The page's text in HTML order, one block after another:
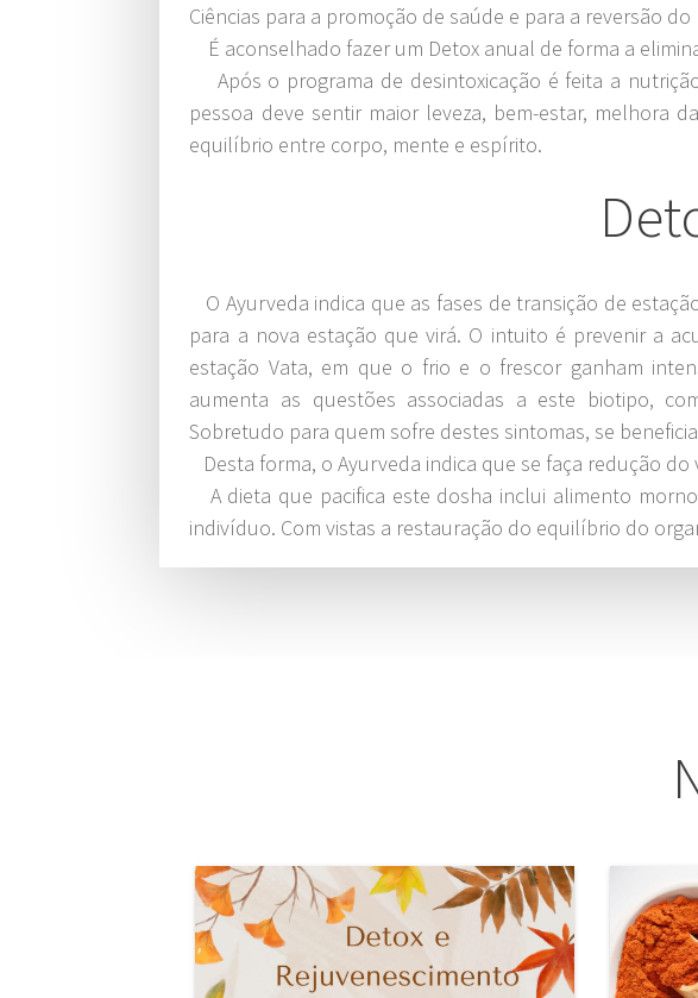
Ciências para a promoção de saúde e para a reversão
É aconselhado fazer um Detox anual de forma a
Após o programa de desintoxicação é feita a
pessoa deve sentir maior leveza, bem-estar, melhora
equilíbrio entre corpo, mente e espírito.
O Ayurveda indica que as fases de transição de
para a nova estação que virá. O intuito é prevenir a
estação Vata, em que o frio e o frescor ganham
aumenta as questões associadas a este biotipo,
Sobretudo para quem sofre destes sintomas, se
Desta forma, o Ayurveda indica que se faça redução
A dieta que pacifica este dosha inclui alimento
indivíduo. Com vistas a restauração do equilíbrio do